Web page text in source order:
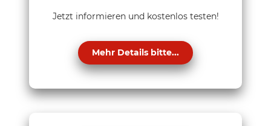
Jetzt informieren und kostenlos testen!
Mehr Details bitte...